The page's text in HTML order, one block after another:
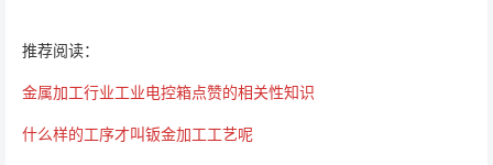
推荐阅读：
金属加工行业工业电控箱点赞的相关性知识
什么样的工序才叫钣金加工工艺呢